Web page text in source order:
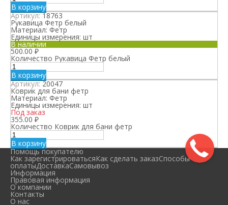
В корзину
Артикул:18763
Рукавица Фетр белый
Материал: Фетр
Единицы измерения: шт
В наличии
500.00₽
Количество Рукавица Фетр белый
В корзину
Артикул:20047
Коврик для бани фетр
Материал: Фетр
Единицы измерения: шт
Под заказ
355.00 ₽
Количество Коврик для бани фетр
В корзину
Помощь покупателю
Как зарегистрироватьсяКак сделать заказСпособы
оплатыДоставкаСамовывоз
Информация
Правовая информация
О компании
Контакты
О нас